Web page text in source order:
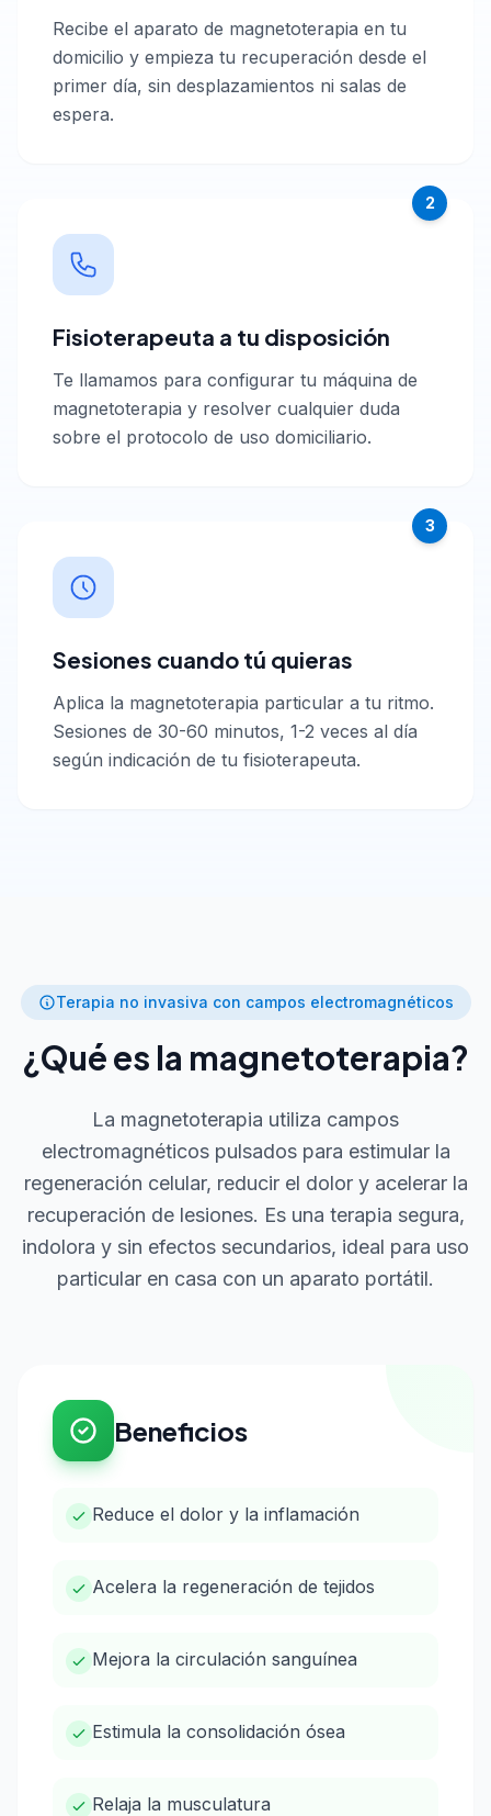
Recibe el aparato de magnetoterapia en tu
domicilio y empieza tu recuperación desde el
primer día, sin desplazamientos ni salas de
espera.
2
Fisioterapeuta a tu disposición
Te llamamos para configurar tu máquina de
magnetoterapia y resolver cualquier duda
sobre el protocolo de uso domiciliario.
3
Sesiones cuando tú quieras
Aplica la magnetoterapia particular a tu ritmo.
Sesiones de 30-60 minutos, 1-2 veces al día
según indicación de tu fisioterapeuta.
Terapia no invasiva con campos electromagnéticos
¿Qué es la magnetoterapia?
La magnetoterapia utiliza campos
electromagnéticos pulsados para estimular la
regeneración celular, reducir el dolor y acelerar la
recuperación de lesiones. Es una terapia segura,
indolora y sin efectos secundarios, ideal para uso
particular en casa con un aparato portátil.
Beneficios
Reduce el dolor y la inflamación
Acelera la regeneración de tejidos
Mejora la circulación sanguínea
Estimula la consolidación ósea
Relaja la musculatura